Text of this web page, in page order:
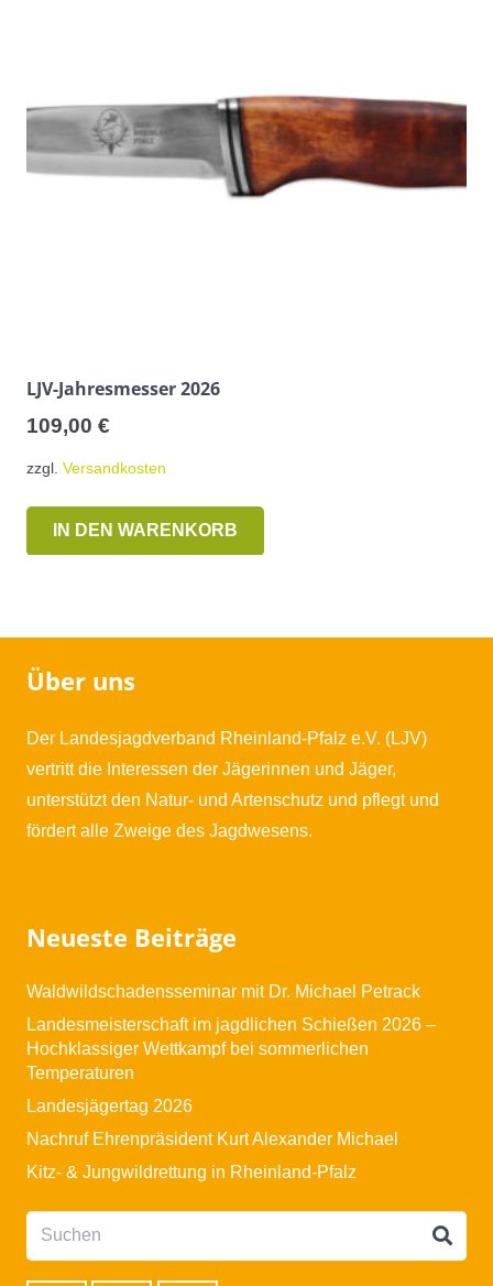
LJV-Jahresmesser 2026
109,00 €
zzgl. Versandkosten
IN DEN WARENKORB
Über uns
Der Landesjagdverband Rheinland-Pfalz e.V. (LJV)
vertritt die Interessen der Jägerinnen und Jäger,
unterstützt den Natur- und Artenschutz und pflegt und
fördert alle Zweige des Jagdwesens.
Neueste Beiträge
Waldwildschadensseminar mit Dr. Michael Petrack
Landesmeisterschaft im jagdlichen Schießen 2026 –
Hochklassiger Wettkampf bei sommerlichen
Temperaturen
Landesjägertag 2026
Nachruf Ehrenpräsident Kurt Alexander Michael
Kitz- & Jungwildrettung in Rheinland-Pfalz